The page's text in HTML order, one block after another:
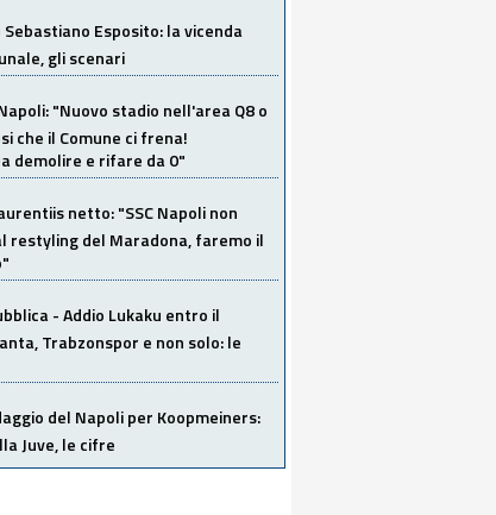
Sebastiano Esposito: la vicenda
gli scenari
"Nuovo stadio nell'area Q8 o
che il Comune ci frena!
demolire e rifare da 0"
netto: "SSC Napoli non
restyling del Maradona, faremo il
- Addio Lukaku entro il
Trabzonspor e non solo: le
del Napoli per Koopmeiners:
Juve, le cifre